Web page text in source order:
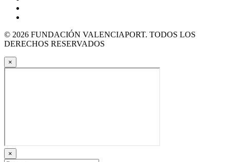
© 2026 FUNDACIÓN VALENCIAPORT. TODOS LOS
DERECHOS RESERVADOS
×
×